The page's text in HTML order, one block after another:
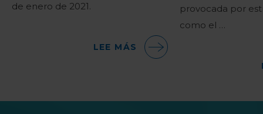
de enero de 2021.
LEE MÁS
provocada por
como el …